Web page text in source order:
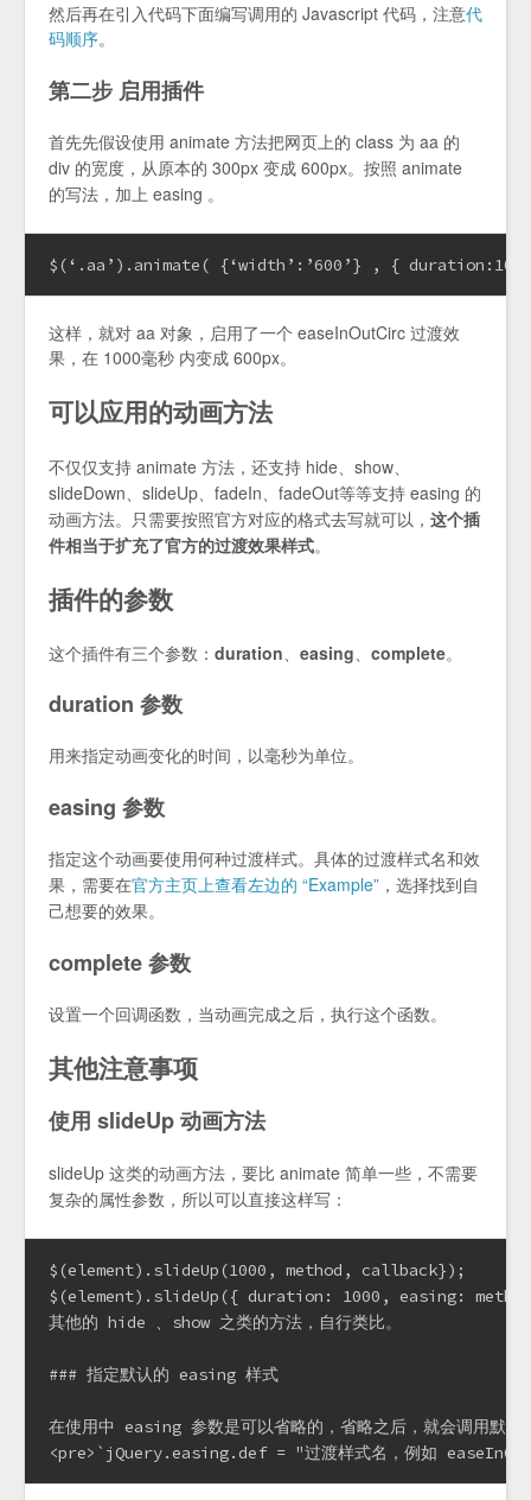
然后再在引入代码下面编写调用的 Javascript 代码，注意代
码顺序。
第二步 启用插件
首先先假设使用 animate 方法把网页上的 class 为 aa 的
div 的宽度，从原本的 300px 变成 600px。按照 animate
的写法，加上 easing 。
$(‘.aa’).animate( {‘width’:’600’} , {
这样，就对 aa 对象，启用了一个 easeInOutCirc 过渡效
果，在 1000毫秒 内变成 600px。
可以应用的动画方法
不仅仅支持 animate 方法，还支持 hide、show、
slideDown、slideUp、fadeIn、fadeOut等等支持 easing 的
动画方法。只需要按照官方对应的格式去写就可以， 这个插
件相当于扩充了官方的过渡效果样式。
插件的参数
这个插件有三个参数： duration easing complete。
duration 参数
用来指定动画变化的时间，以毫秒为单位。
easing 参数
指定这个动画要使用何种过渡样式。具体的过渡样式名和效
果，需要在官方主页上查看左边的 “Example” ，选择找到自
己想要的效果。
complete 参数
设置一个回调函数，当动画完成之后，执行这个函数。
其他注意事项
使用 slideUp 动画方法
slideUp 这类的动画方法，要比 animate 简单一些，不需要
复杂的属性参数，所以可以直接这样写：
$(element).slideUp(1000, method, callback});
$(element).slideUp({ duration: 1000, easing:
其他的 hide 、show 之类的方法，自行类比。
### 指定默认的 easing 样式
在使用中 easing 参数是可以省略的，省略之后，就会调用默认